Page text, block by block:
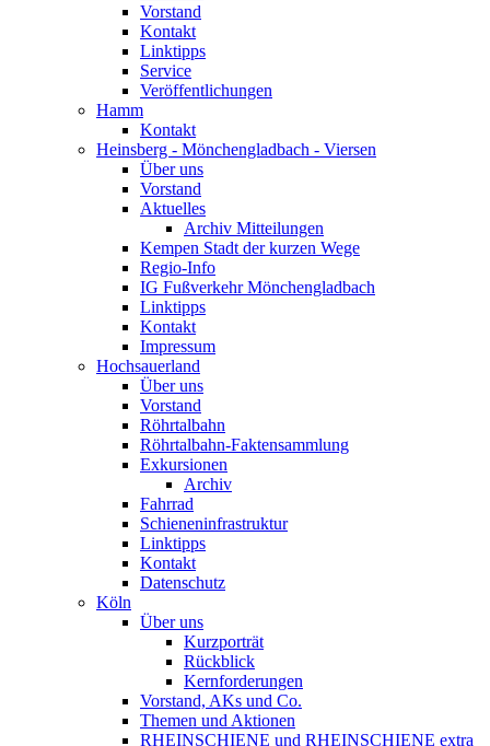
Vorstand
Kontakt
Linktipps
Service
Veröffentlichungen
Hamm
Kontakt
Heinsberg - Mönchengladbach - Viersen
Über uns
Vorstand
Aktuelles
Archiv Mitteilungen
Kempen Stadt der kurzen Wege
Regio-Info
IG Fußverkehr Mönchengladbach
Linktipps
Kontakt
Impressum
Hochsauerland
Über uns
Vorstand
Röhrtalbahn
Röhrtalbahn-Faktensammlung
Exkursionen
Archiv
Fahrrad
Schieneninfrastruktur
Linktipps
Kontakt
Datenschutz
Köln
Über uns
Kurzporträt
Rückblick
Kernforderungen
Vorstand, AKs und Co.
Themen und Aktionen
RHEINSCHIENE und RHEINSCHIENE extra